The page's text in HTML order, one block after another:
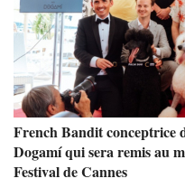
French Bandit conceptrice
Dogamí qui sera remis au
Festival de Cannes